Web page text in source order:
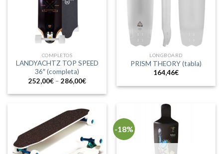
COMPLETOS
LANDYACHTZ TOP SPEED
36″ (completa)
252,00€– 286,00€
LONGBOARD
PRISM THEORY (tabla)
164,46€
-18%